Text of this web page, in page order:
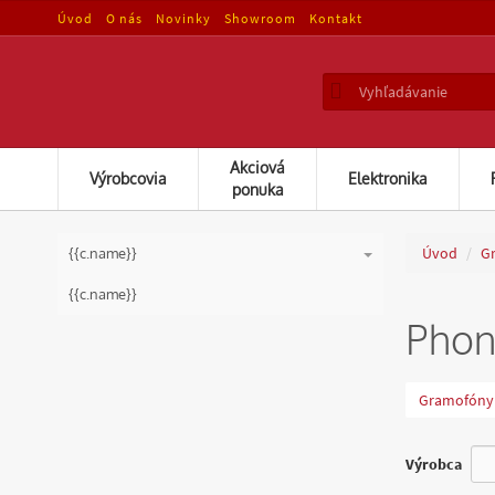
Úvod O nás Novinky Showroom Kontakt
Výrobcovia
Akciová
ponuka
Elektronika
{{c.name}}
{{s.name}}
{{c.name}}
Úvod
Gramofóny
Výrobca